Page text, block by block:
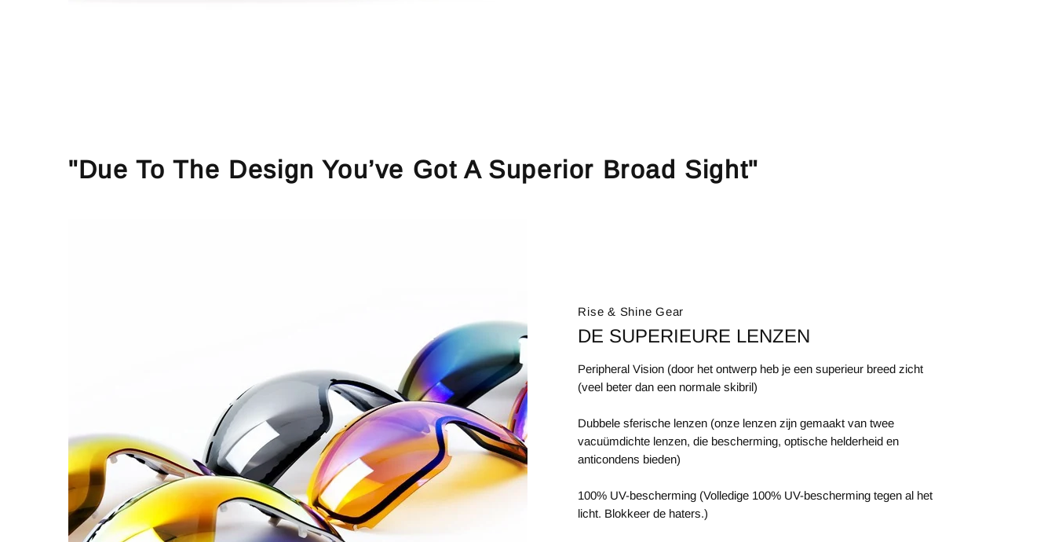
"Due To The Design You’ve Got A Superior Broad Sight"
Rise & Shine Gear
DE SUPERIEURE LENZEN
Peripheral Vision (door het ontwerp heb je een superieur breed zicht
(veel beter dan een normale skibril)
Dubbele sferische lenzen (onze lenzen zijn gemaakt van twee
vacuümdichte lenzen, die bescherming, optische helderheid en
anticondens bieden)
100% UV-bescherming (Volledige 100% UV-bescherming tegen al het
licht. Blokkeer de haters.)